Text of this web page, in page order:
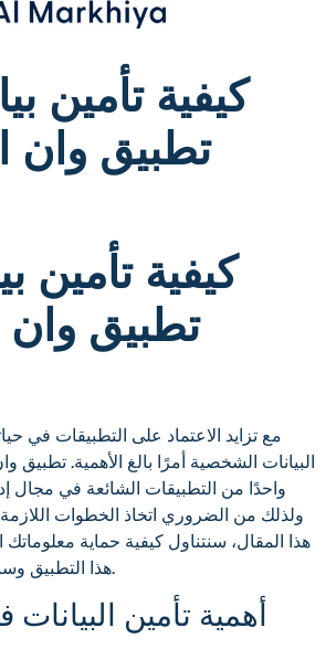
كيفية تأمين
تطبيق
كيفية تأمين
تطبيق
مع تزايد الاعتماد على التطبيقات في
البيانات الشخصية أمرًا بالغ الأهمية.
واحدًا من التطبيقات الشائعة في مجال
ولذلك من الضروري اتخاذ الخطوات اللازمة
هذا المقال، سنتناول كيفية حماية
هذا التطبيق وسنقدم نصائح أمان فعالة.
أهمية تأمين